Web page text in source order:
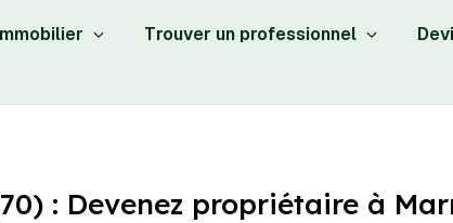
Trouver un professionnel
: Devenez propriétaire à